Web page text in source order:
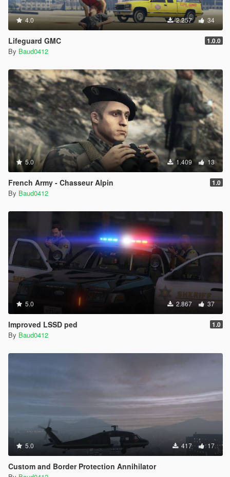
4.0 2.257 34
Lifeguard GMC 1.0.0
By Baud0412
5.0 1.409 13
French Army - Chasseur Alpin 1.0
By Baud0412
5.0 2.867 37
Improved LSSD ped 1.0
By Baud0412
5.0 417 17
Custom and Border Protection Annihilator